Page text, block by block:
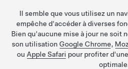
Il semble que vous utilisez un
empêche d'accéder à diverses
Bien qu'aucune mise à jour ne soit
son utilisation Google Chrome,
ou Apple Safari pour profiter